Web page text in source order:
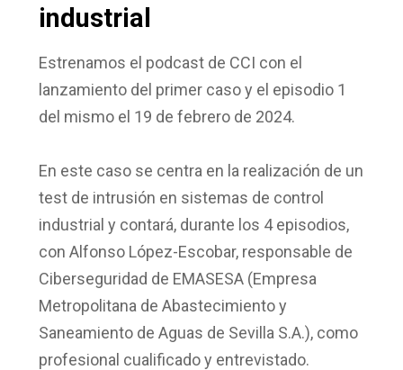
industrial
Estrenamos el podcast de CCI con el
lanzamiento del primer caso y el episodio 1
del mismo el 19 de febrero de 2024.
En este caso se centra en la realización de un
test de intrusión en sistemas de control
industrial y contará, durante los 4 episodios,
con Alfonso López-Escobar, responsable de
Ciberseguridad de EMASESA(Empresa
Metropolitana de Abastecimiento y
Saneamiento de Aguas de Sevilla S.A.), como
profesional cualificado y entrevistado.